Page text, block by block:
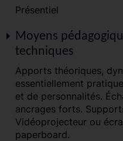
Présentiel
Moyens
techniques
Apports théoriques,
essentiellement
et de personnalités.
ancrages forts.
Vidéoprojecteur ou
paperboard.